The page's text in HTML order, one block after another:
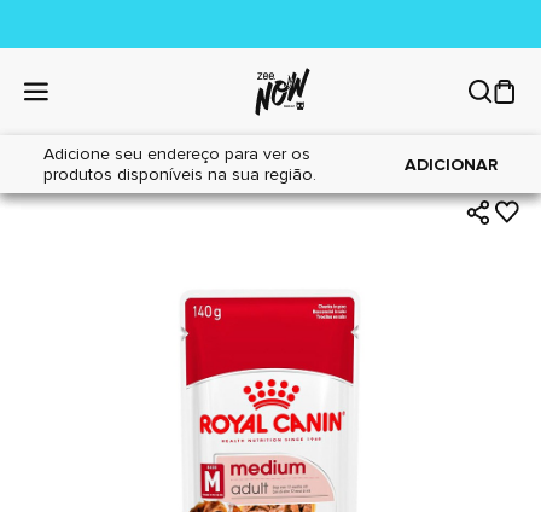
Adicione seu endereço para ver os
produtos disponíveis na sua região.
ADICIONAR
Home|Cães|Alimentos